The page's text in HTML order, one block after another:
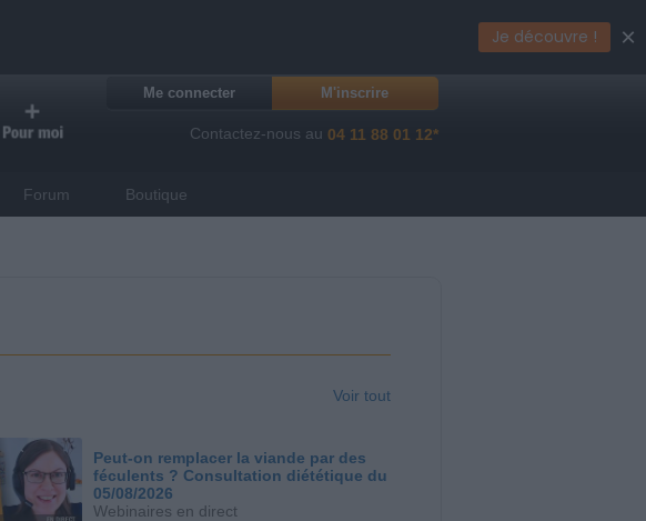
Me connecter M'inscrire
Contactez-nous au 04 11 88 01 12*
Forum Boutique
Voir tout
Peut-on remplacer la viande par des
féculents ? Consultation diététique du
05/08/2026
Webinaires en direct
Je découvre ! ×